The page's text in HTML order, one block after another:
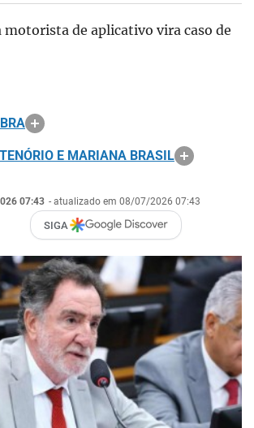
motorista de aplicativo vira caso de
E MARIANA BRASIL
07:43 - atualizado em 08/07/2026 07:43
SIGA